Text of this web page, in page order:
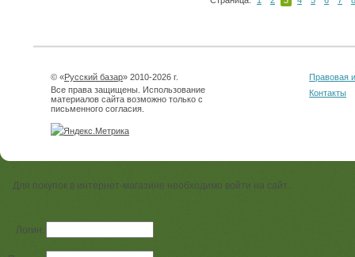
© «Русский базар» 2010-2026 г.
Все права защищены. Использование
материалов сайта возможно только с
письменного согласия.
Правовая
Контакты
Для покупок в интернет-магазине необходимо войти на сайт.
Логин: